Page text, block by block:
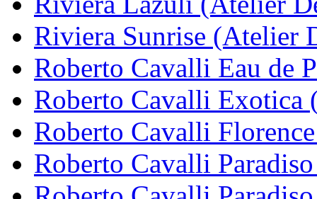
Riviera Sunrise (Atelier
Roberto Cavalli Eau de
Roberto Cavalli Exotica
Roberto Cavalli
Roberto Cavalli